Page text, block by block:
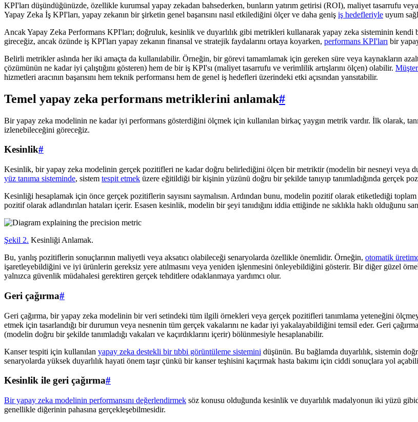
KPI'ları düşündüğünüzde, özellikle kurumsal yapay zekadan bahsederken, bunların yatırım getirisi (ROI), maliyet tasarrufu
Yapay Zeka İş KPI'ları, yapay zekanın bir şirketin genel başarısını nasıl etkilediğini ölçer ve daha geniş iş hedefleriyle uyum
Ancak Yapay Zeka Performans KPI'ları; doğruluk, kesinlik ve duyarlılık gibi metrikleri kullanarak yapay zeka sisteminin kendi
gireceğiz, ancak özünde iş KPI'ları yapay zekanın finansal ve stratejik faydalarını ortaya koyarken, performans KPI'ları bir
Belirli metrikler aslında her iki amaçta da kullanılabilir. Örneğin, bir görevi tamamlamak için gereken süre veya kaynakların
çözümünün ne kadar iyi çalıştığını gösteren) hem de bir iş KPI'sı (maliyet tasarrufu ve verimlilik artışlarını ölçen) olabilir.
hizmetleri aracının başarısını hem teknik performansı hem de genel iş hedefleri üzerindeki etki açısından yansıtabilir.
Temel yapay zeka performans metriklerini anlamak#
Bir yapay zeka modelinin ne kadar iyi performans gösterdiğini ölçmek için kullanılan birkaç yaygın metrik vardır. İlk olarak,
izlenebileceğini göreceğiz.
Kesinlik#
Kesinlik, bir yapay zeka modelinin gerçek pozitifleri ne kadar doğru belirlediğini ölçen bir metriktir (modelin bir nesneyi veya
yüz tanıma sisteminde, sistem tespit etmek üzere eğitildiği bir kişinin yüzünü doğru bir şekilde tanıyıp tanımladığında gerçek
Kesinliği hesaplamak için önce gerçek pozitiflerin sayısını saymalısın. Ardından bunu, modelin pozitif olarak etiketlediği
pozitif olarak adlandırılan hataları içerir. Esasen kesinlik, modelin bir şeyi tanıdığını iddia ettiğinde ne sıklıkla haklı olduğunu
Şekil 2. Kesinliği Anlamak.
Bu, yanlış pozitiflerin sonuçlarının maliyetli veya aksatıcı olabileceği senaryolarda özellikle önemlidir. Örneğin, otomatik
işaretleyebildiğini ve iyi ürünlerin gereksiz yere atılmasını veya yeniden işlenmesini önleyebildiğini gösterir. Bir diğer güzel
yalnızca güvenlik müdahalesi gerektiren gerçek tehditlere odaklanmaya yardımcı olur.
Geri çağırma#
Geri çağırma, bir yapay zeka modelinin bir veri setindeki tüm ilgili örnekleri veya gerçek pozitifleri tanımlama yeteneğini
etmek için tasarlandığı bir durumun veya nesnenin tüm gerçek vakalarını ne kadar iyi yakalayabildiğini temsil eder. Geri
(modelin doğru bir şekilde tanımladığı vakaları ve kaçırdıklarını içerir) bölünmesiyle hesaplanabilir.
Kanser tespiti için kullanılan yapay zeka destekli bir tıbbi görüntüleme sistemini düşünün. Bu bağlamda duyarlılık, sistemin
senaryolarda yüksek duyarlılık hayati önem taşır çünkü bir kanser teşhisini kaçırmak hasta bakımı için ciddi sonuçlara yol
Kesinlik ile geri çağırma#
Bir yapay zeka modelinin performansını değerlendirmek söz konusu olduğunda kesinlik ve duyarlılık madalyonun iki yüzü
genellikle diğerinin pahasına gerçekleşebilmesidir.